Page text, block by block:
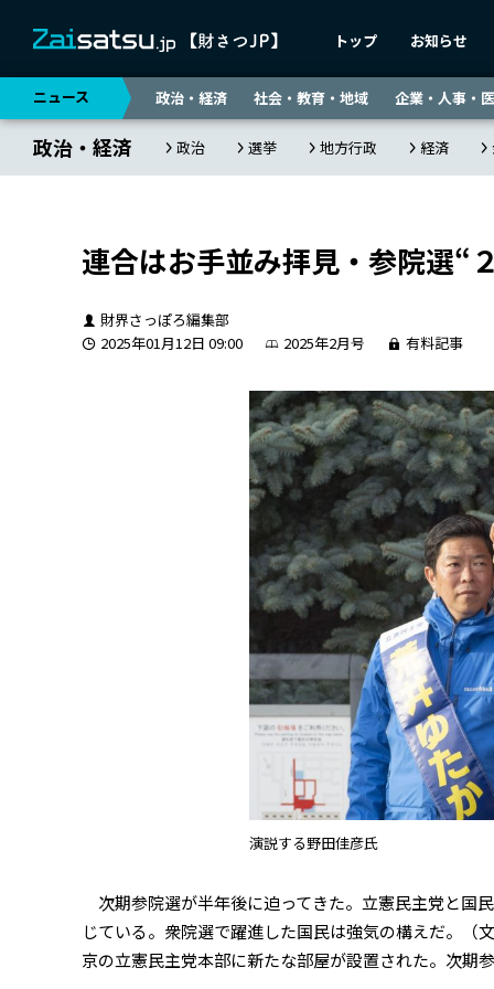
トップ お知らせ
ニュース 政治・経済 社会・教育・地域 企業・人事・
政治・経済 政治 選挙 地方行政 経済
連合はお手並み拝見・参院選“
財界さっぽろ編集部
2025年01月12日 09:00
2025年2月号 有料記事
演説する野田佳彦氏
次期参院選が半年後に迫ってきた。立憲民主党と国
じている。衆院選で躍進した国民は強気の構えだ。
京の立憲民主党本部に新たな部屋が設置された。次期